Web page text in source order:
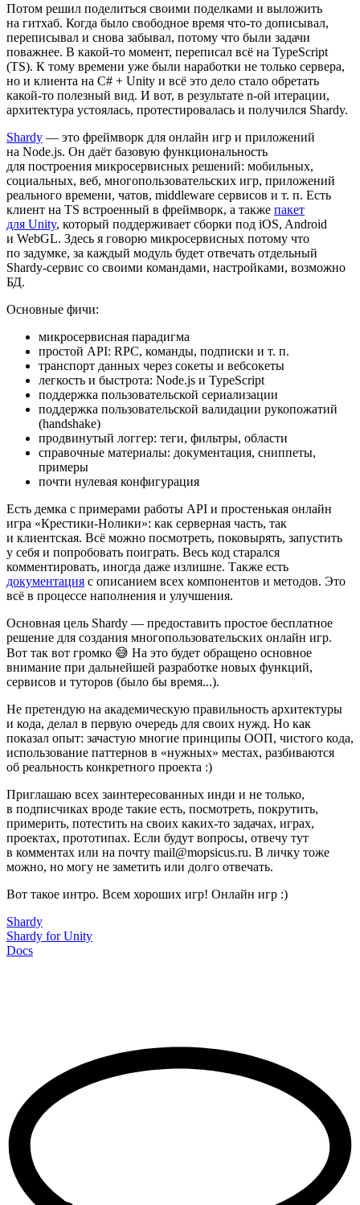
Потом решил поделиться своими поделками и выложить
на гитхаб. Когда было свободное время что-то дописывал,
переписывал и снова забывал, потому что были задачи
поважнее. В какой-то момент, переписал всё на TypeScript
(TS). К тому времени уже были наработки не только сервера,
но и клиента на C# + Unity и всё это дело стало обретать
какой-то полезный вид. И вот, в результате n-ой итерации,
архитектура устоялась, протестировалась и получился Shardy.
Shardy — это фреймворк для онлайн игр и приложений
на Node.js. Он даёт базовую функциональность
для построения микросервисных решений: мобильных,
социальных, веб, многопользовательских игр, приложений
реального времени, чатов, middleware сервисов и т. п. Есть
клиент на TS встроенный в фреймворк, а также пакет
для Unity, который поддерживает сборки под iOS, Android
и WebGL. Здесь я говорю микросервисных потому что
по задумке, за каждый модуль будет отвечать отдельный
Shardy-сервис со своими командами, настройками, возможно
БД.
Основные фичи:
микросервисная парадигма
простой API: RPC, команды, подписки и т. п.
транспорт данных через сокеты и вебсокеты
легкость и быстрота: Node.js и TypeScript
поддержка пользовательской сериализации
поддержка пользовательской валидации рукопожатий
(handshake)
продвинутый логгер: теги, фильтры, области
справочные материалы: документация, сниппеты,
примеры
почти нулевая конфигурация
Есть демка с примерами работы API и простенькая онлайн
игра «Крестики-Нолики»: как серверная часть, так
и клиентская. Всё можно посмотреть, поковырять, запустить
у себя и попробовать поиграть. Весь код старался
комментировать, иногда даже излишне. Также есть
документация с описанием всех компонентов и методов. Это
всё в процессе наполнения и улучшения.
Основная цель Shardy — предоставить простое бесплатное
решение для создания многопользовательских онлайн игр.
Вот так вот громко 😅 На это будет обращено основное
внимание при дальнейшей разработке новых функций,
сервисов и туторов (было бы время...).
Не претендую на академическую правильность архитектуры
и кода, делал в первую очередь для своих нужд. Но как
показал опыт: зачастую многие принципы ООП, чистого кода,
использование паттернов в «нужных» местах, разбиваются
об реальность конкретного проекта :)
Приглашаю всех заинтересованных инди и не только,
в подписчиках вроде такие есть, посмотреть, покрутить,
примерить, потестить на своих каких-то задачах, играх,
проектах, прототипах. Если будут вопросы, отвечу тут
в комментах или на почту mail@mopsicus.ru. В личку тоже
можно, но могу не заметить или долго отвечать.
Вот такое интро. Всем хороших игр! Онлайн игр :)
Shardy
Shardy for Unity
Docs